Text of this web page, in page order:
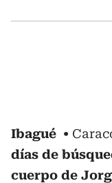
Ibagué
días de
cuerpo de